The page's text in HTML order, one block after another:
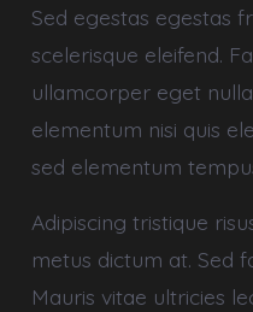
Sed egestas egestas
scelerisque eleifend.
ullamcorper eget
elementum nisi quis
sed elementum
Adipiscing tristique
metus dictum at. Sed
Mauris vitae ultricies